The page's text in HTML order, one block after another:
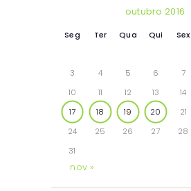
outubro 2016
Seg Ter Qua Qui Sex
3
4 5 6 7
10
11 12 13 14
17
18 19 20 21
24
25 26 27 28
31
nov »